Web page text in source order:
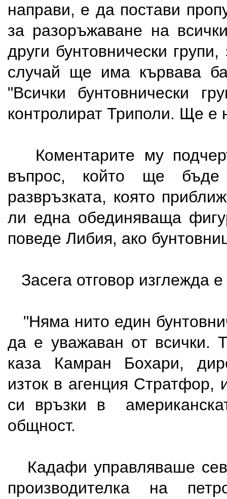
направи, е да постави
за разоръжаване на
други бунтовнически
случай ще има кървава
"Всички бунтовнически
контролират Триполи. Ще е
Коментарите му
въпрос, който ще
развръзката, която
ли една обединяваща
поведе Либия, ако
Засега отговор изглежда
"Няма нито един
да е уважаван от всички.
каза Камран Бохари,
изток в агенция Стратфор,
си връзки в
общност.
Кадафи управляваше
производителка на